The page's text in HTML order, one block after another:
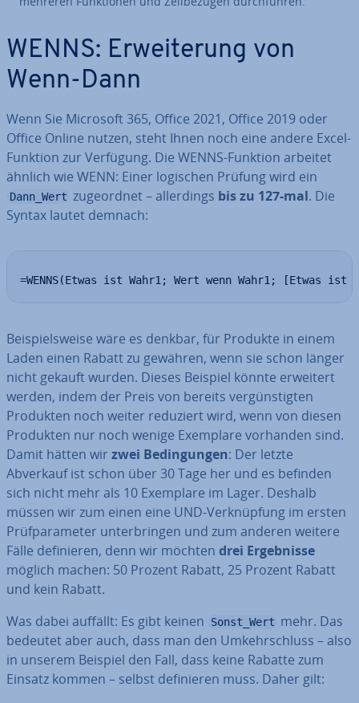
WENNS: Er­wei­te­rung von
Wenn-Dann
Wenn Sie Microsoft 365, Office 2021, Office 2019 oder
Office Online nutzen, steht Ihnen noch eine andere Excel-
Funktion zur Verfügung. Die WENNS-Funktion arbeitet
ähnlich wie WENN: Einer logischen Prüfung wird ein
Dann_Wert zu­ge­ord­net – al­ler­dings bis zu 127-mal. Die
Syntax lautet demnach:
=WENNS(Etwas ist Wahr1; Wert wenn Wahr1; [Etwas
Bei­spiels­wei­se wäre es denkbar, für Produkte in einem
Laden einen Rabatt zu gewähren, wenn sie schon länger
nicht gekauft wurden. Dieses Beispiel könnte erweitert
werden, indem der Preis von bereits ver­güns­tig­ten
Produkten noch weiter reduziert wird, wenn von diesen
Produkten nur noch wenige Exemplare vorhanden sind.
Damit hätten wir zwei Be­din­gun­gen: Der letzte
Abverkauf ist schon über 30 Tage her und es befinden
sich nicht mehr als 10 Exemplare im Lager. Deshalb
müssen wir zum einen eine UND-Ver­knüp­fung im ersten
Prüf­pa­ra­me­ter un­ter­brin­gen und zum anderen weitere
Fälle de­fi­nie­ren, denn wir möchten drei Er­geb­nis­se
möglich machen: 50 Prozent Rabatt, 25 Prozent Rabatt
und kein Rabatt.
Was dabei auffällt: Es gibt keinen
Sonst_Wert mehr. Das
bedeutet aber auch, dass man den Um­kehr­schluss – also
in unserem Beispiel den Fall, dass keine Rabatte zum
Einsatz kommen – selbst de­fi­nie­ren muss. Daher gilt: